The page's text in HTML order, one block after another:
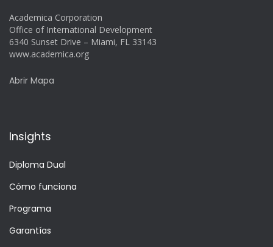
Academica Corporation
Office of International Development
6340 Sunset Drive – Miami, FL 33143
www.academica.org
Abrir Mapa
Insights
Diploma Dual
Cómo funciona
Programa
Garantías